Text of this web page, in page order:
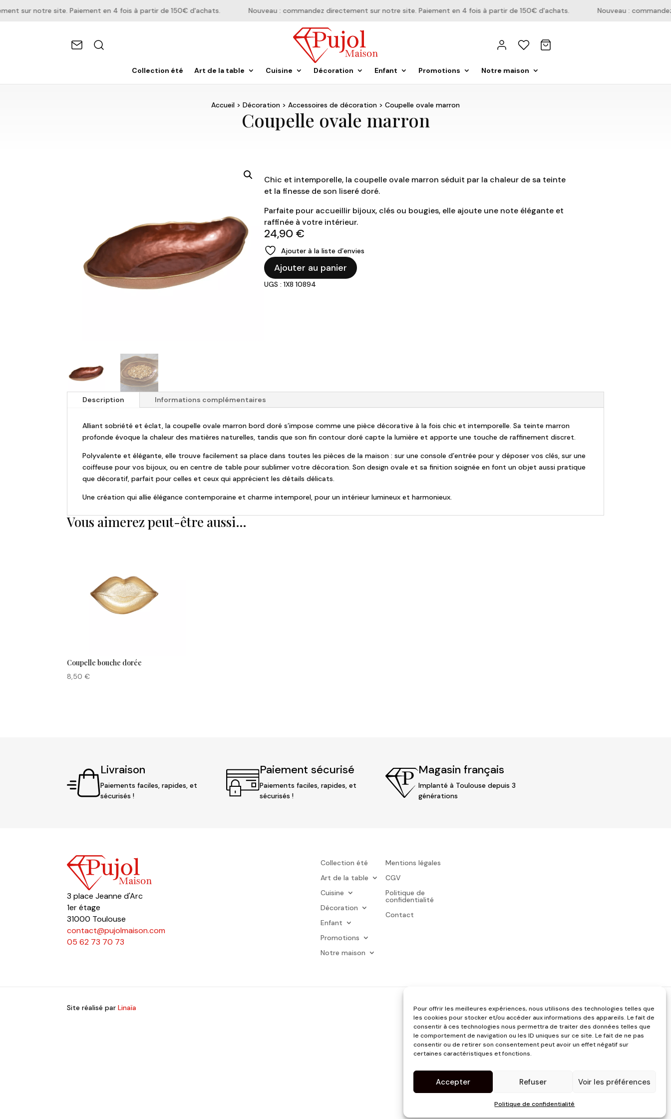
Pour offrir les meilleures expériences, nous utilisons des technologies telles que
les cookies pour stocker et/ou accéder aux informations des appareils. Le fait de
consentir à ces technologies nous permettra de traiter des données telles que
le comportement de navigation ou les ID uniques sur ce site. Le fait de ne pas
consentir ou de retirer son consentement peut avoir un effet négatif sur
certaines caractéristiques et fonctions.
Accepter Refuser Voir les préférences
Politique de confidentialité
sur notre site. Paiement en 4 fois à partir de 150€ d'achats. Nouveau : commandez directement sur notre site. Paiement en 4 fois à partir de 150€ d'achats. Nouveau :
Collection été Art de la table Cuisine Décoration Enfant Promotions Notre maison
Accueil > Décoration > Accessoires de décoration > Coupelle ovale marron
Coupelle ovale marron
Chic et intemporelle, la coupelle ovale marron séduit par la chaleur de sa teinte
et la finesse de son liseré doré.
Parfaite pour accueillir bijoux, clés ou bougies, elle ajoute une note élégante et
raffinée à votre intérieur.
24,90 €
Ajouter à la liste d’envies
quantité
de
Coupelle
Ajouter au panier
UGS : 1X8 10894
Description Informations complémentaires
Alliant sobriété et éclat, la coupelle ovale marron bord doré s’impose comme une pièce décorative à la fois chic et intemporelle. Sa teinte marron
profonde évoque la chaleur des matières naturelles, tandis que son fin contour doré capte la lumière et apporte une touche de raffinement discret.
Polyvalente et élégante, elle trouve facilement sa place dans toutes les pièces de la maison : sur une console d’entrée pour y déposer vos clés, sur une
coiffeuse pour vos bijoux, ou en centre de table pour sublimer votre décoration. Son design ovale et sa finition soignée en font un objet aussi pratique
que décoratif, parfait pour celles et ceux qui apprécient les détails délicats.
Une création qui allie élégance contemporaine et charme intemporel, pour un intérieur lumineux et harmonieux.
Vous aimerez peut-être aussi…
Coupelle bouche dorée
8,50€
Livraison
Paiements faciles, rapides, et
sécurisés !
Paiement sécurisé
Paiements faciles, rapides, et
sécurisés !
Magasin français
Implanté à Toulouse depuis 3
générations
3 place Jeanne d'Arc
1er étage
31000 Toulouse
contact@pujolmaison.com
05 62 73 70 73
Collection été
Art de la table
Cuisine
Décoration
Enfant
Promotions
Notre maison
Mentions légales
CGV
Politique de
confidentialité
Contact
Site réalisé parLinaïa